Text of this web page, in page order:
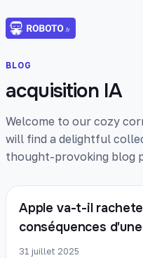
BLOG
acquisition IA
Welcome to our cozy
will find a delightful
thought-provoking blog
Apple va-t-il
conséquences
31 juillet 2025